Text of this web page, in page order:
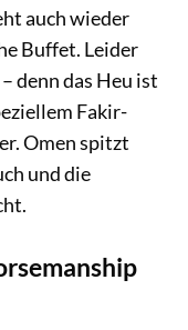
auch wieder
Buffet. Leider
denn das Heu ist
Fakir-
Omen spitzt
und die